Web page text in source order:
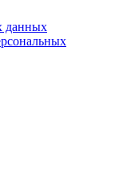
данных